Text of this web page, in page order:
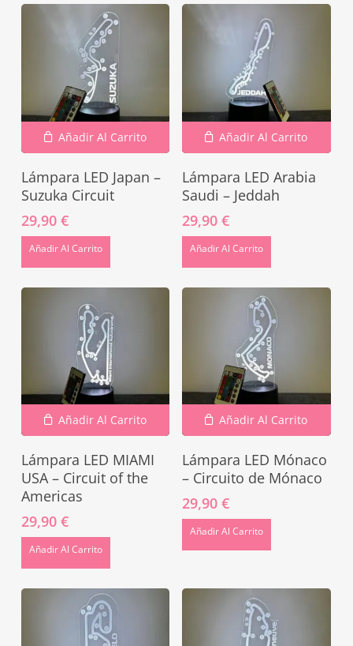
Añadir Al Carrito
Lámpara LED Japan –
Suzuka Circuit
29,90 €
Añadir Al Carrito
Añadir Al Carrito
Lámpara LED Arabia
Saudi – Jeddah
29,90€
Añadir Al Carrito
Añadir Al Carrito
Lámpara LED MIAMI
USA – Circuit of the
Americas
29,90 €
Añadir Al Carrito
Añadir Al Carrito
Lámpara LED Mónaco
– Circuito de Mónaco
29,90€
Añadir Al Carrito